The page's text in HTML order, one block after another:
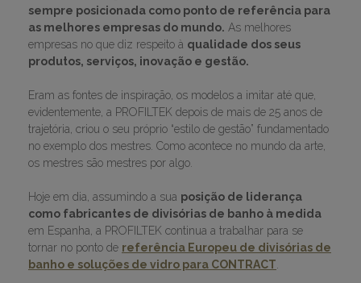
sempre posicionada como ponto de referência para
as melhores empresas do mundo. As melhores
empresas no que diz respeito à qualidade dos seus
produtos, serviços, inovação e gestão.
Eram as fontes de inspiração, os modelos a imitar até que,
evidentemente, a PROFILTEK depois de mais de 25 anos de
trajetória, criou o seu próprio “estilo de gestão” fundamentado
no exemplo dos mestres. Como acontece no mundo da arte,
os mestres são mestres por algo.
Hoje em dia, assumindo a sua posição de liderança
como fabricantes de divisórias de banho à medida
em Espanha, a PROFILTEK continua a trabalhar para se
tornar no ponto de referência Europeu de divisórias de
banho e soluções de vidro para CONTRACT.